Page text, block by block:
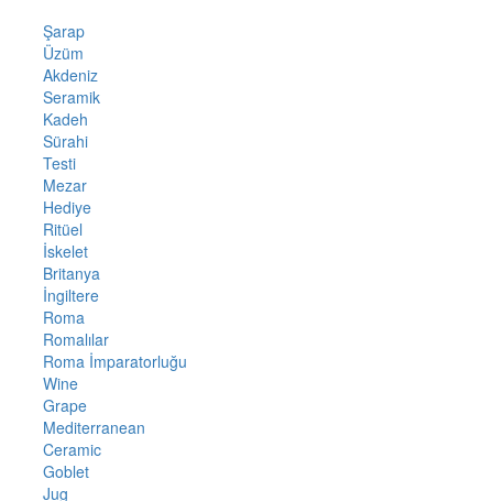
Şarap
Üzüm
Akdeniz
Seramik
Kadeh
Sürahi
Testi
Mezar
Hediye
Ritüel
İskelet
Britanya
İngiltere
Roma
Romalılar
Roma İmparatorluğu
Wine
Grape
Mediterranean
Ceramic
Goblet
Jug